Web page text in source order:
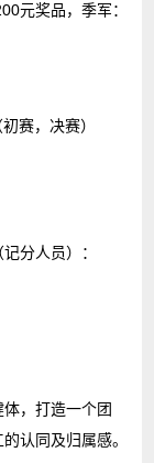
元奖品，季军：
赛，决赛）
分人员）：
，打造一个团
认同及归属感。